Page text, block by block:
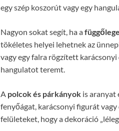
egy szép koszorút vagy egy
Nagyon sokat segít, ha a
tökéletes helyei lehetnek az
vagy egy falra rögzített
hangulatot teremt.
A polcok és párkányok is aranyat
fenyőágat, karácsonyi figurát
felületeket, hogy a dekoráció